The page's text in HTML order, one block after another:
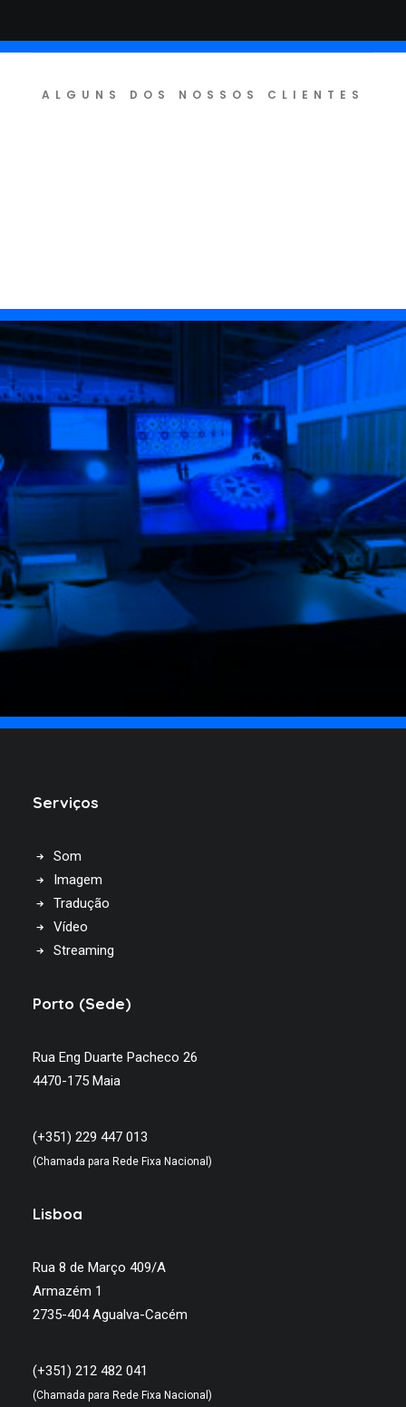
ALGUNS DOS NOSSOS CLIENTES
Serviços
Som
Imagem
Tradução
Vídeo
Streaming
Porto (Sede)
Rua Eng Duarte Pacheco 26
4470-175 Maia
(+351) 229 447 013
(Chamada para Rede Fixa Nacional)
Lisboa
Rua 8 de Março 409/A
Armazém 1
2735-404 Agualva-Cacém
(+351) 212 482 041
(Chamada para Rede Fixa Nacional)